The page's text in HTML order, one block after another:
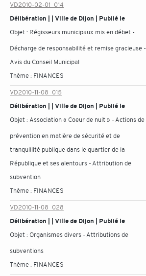
VD2010-02-01_014
Délibération | | Ville de Dijon | Publié le
Objet : Régisseurs municipaux mis en débet -
Décharge de responsabilité et remise gracieuse -
Avis du Conseil Municipal
Thème : FINANCES
VD2010-11-08_015
Délibération | | Ville de Dijon | Publié le
Objet : Association « Coeur de nuit » - Actions de
prévention en matière de sécurité et de
tranquillité publique dans le quartier de la
République et ses alentours - Attribution de
subvention
Thème : FINANCES
VD2010-11-08_028
Délibération | | Ville de Dijon | Publié le
Objet : Organismes divers - Attributions de
subventions
Thème : FINANCES